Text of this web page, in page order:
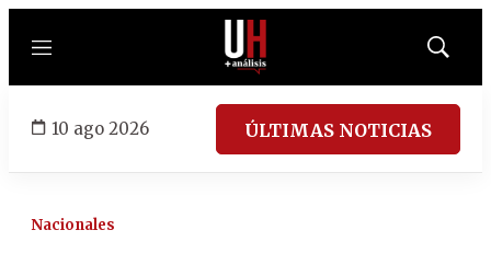
Menú
Mostrar
10 ago 2026 ÚLTIMAS NOTICIAS
Nacionales